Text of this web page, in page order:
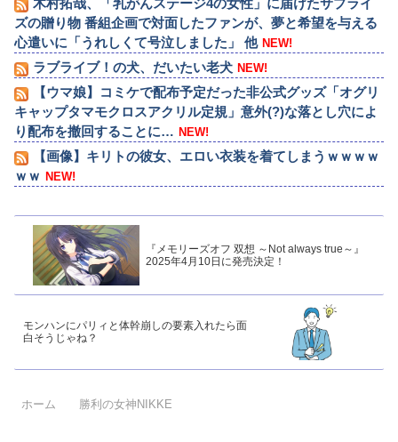
木村拓哉、「乳がんステージ4の女性」に届けたサプライ
ズの贈り物 番組企画で対面したファンが、夢と希望を与える
心遣いに「うれしくて号泣しました」 他 NEW!
ラブライブ！の犬、だいたい老犬 NEW!
【ウマ娘】コミケで配布予定だった非公式グッズ「オグリ
キャップタマモクロスアクリル定規」意外(?)な落とし穴によ
り配布を撤回することに… NEW!
【画像】キリトの彼女、エロい衣装を着てしまうｗｗｗｗ
ｗｗ NEW!
『メモリーズオフ 双想 ～Not always true～』
2025年4月10日に発売決定！
モンハンにパリィと体幹崩しの要素入れたら面
白そうじゃね？
ホーム 勝利の女神NIKKE